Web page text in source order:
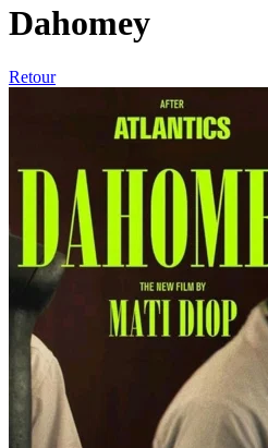
Dahomey
Retour